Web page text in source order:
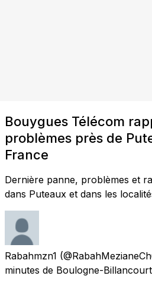
Bouygues Télécom
problèmes près de
France
Dernière panne, problèmes et
dans Puteaux et dans les
Rabahmzn1
minutes de Boulogne-